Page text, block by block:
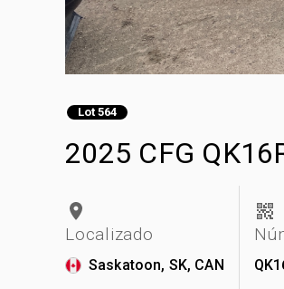
Lot 564
2025 CFG
Localizado
Saskatoon, SK, CAN